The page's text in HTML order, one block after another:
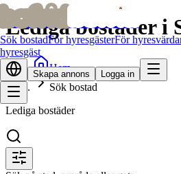
bofridbofrid
Sök bostadFör hyresgästerFör
hyresgäst
Skapa annons Logga in
Lediga bostäder i
Hem
Sök bostad
Lediga bostäder